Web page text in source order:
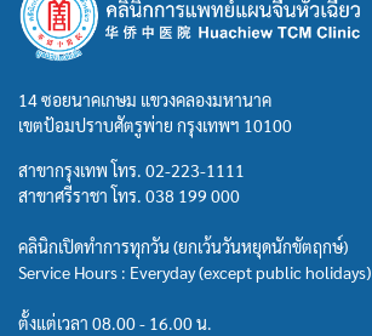
14 ซอยนาคเกษม แขวงคลองมหานาค
เขตป้อมปราบศัตรูพ่าย กรุงเทพฯ 10100
สาขากรุงเทพ โทร. 02-223-1111
สาขาศรีราชา โทร. 038 199 000
คลินิกเปิดทำการทุกวัน (ยกเว้นวันหยุดนักขัตฤกษ์)
Service Hours : Everyday (except public holidays)
ตั้งแต่เวลา 08.00 - 16.00 น.